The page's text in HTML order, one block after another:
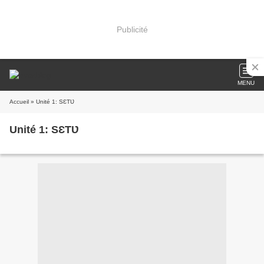
Publicité
MENU
Accueil » Unité 1: SƐTƲ
Unité 1: SƐTƲ